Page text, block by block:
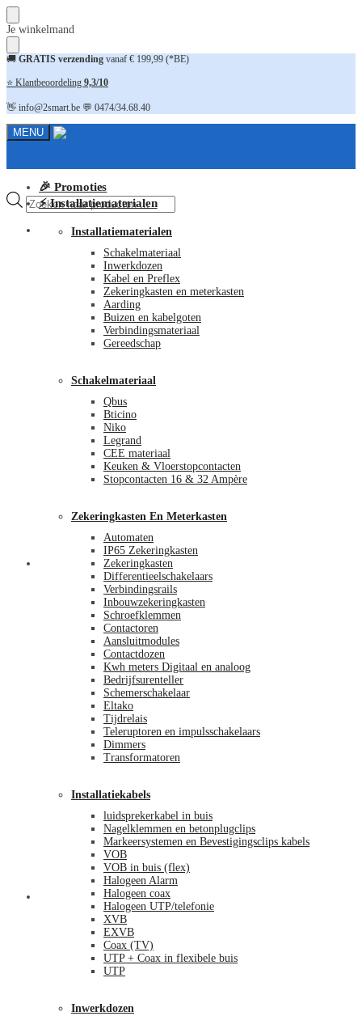
Skip
to
navigation
Skip
to
content
Je winkelmand
🚚 GRATIS verzending vanaf € 199,99 (*BE)
⭐ Klantbeoordeling 9,3/10
👋 info@2smart.be 💬 0474/34.68.40
MENU
Producten
zoeken
FAQ
Mijn account
🎉 Promoties
⚡ Installatiematerialen
Installatiematerialen
Schakelmateriaal
Inwerkdozen
Kabel en Preflex
Zekeringkasten en meterkasten
Aarding
Buizen en kabelgoten
Verbindingsmateriaal
Gereedschap
Schakelmateriaal
Qbus
Bticino
Niko
Legrand
CEE materiaal
Keuken & Vloerstopcontacten
Stopcontacten 16 & 32 Ampère
Zekeringkasten En Meterkasten
Automaten
IP65 Zekeringkasten
Zekeringkasten
Differentieelschakelaars
Verbindingsrails
Inbouwzekeringkasten
Schroefklemmen
Contactoren
Aansluitmodules
Contactdozen
Kwh meters Digitaal en analoog
Bedrijfsurenteller
Schemerschakelaar
Eltako
Tijdrelais
Teleruptoren en impulsschakelaars
Dimmers
Transformatoren
Installatiekabels
luidsprekerkabel in buis
Nagelklemmen en betonplugclips
Markeersystemen en Bevestigingsclips kabels
VOB
VOB in buis (flex)
Halogeen Alarm
Halogeen coax
Halogeen UTP/telefonie
XVB
EXVB
Coax (TV)
UTP + Coax in flexibele buis
UTP
Inwerkdozen